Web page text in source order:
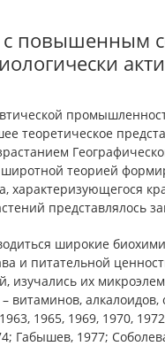
с повышенным
теоретическое
теорией
характеризующегося
представлялось
широкие
и питательной
изучались их
витаминов,
1965, 1969, 1970,
Габышев, 1977;